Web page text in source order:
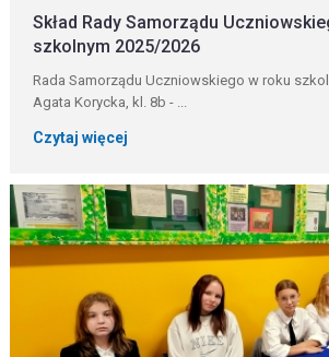
Skład Rady Samorządu
szkolnym 2025/2026
Rada Samorządu Uczniowskiego w roku
Agata Korycka, kl. 8b - ...
Czytaj więcej